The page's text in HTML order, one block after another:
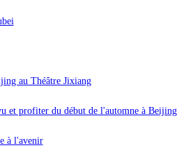
au Théâtre Jixiang
et profiter du début de l'automne à Beijing
à l'avenir